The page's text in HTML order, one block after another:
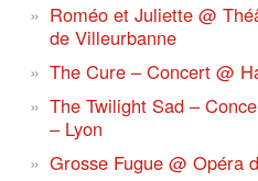
Roméo et Juliette @
de Villeurbanne
The Cure – Concert @
The Twilight Sad –
– Lyon
Grosse Fugue @ Opéra